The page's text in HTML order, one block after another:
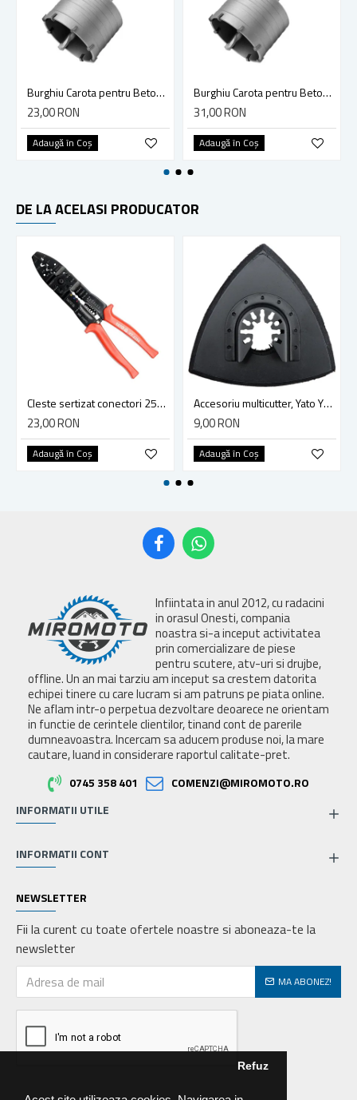
Refuz
Burghiu Carota pentru Beton M16 de 65mm, YATO YT-4402
23,00 RON
Adaugă în Coş
Burghiu Carota pentru Beton M16 de 80mm, YATO YT-4403
31,00 RON
Adaugă în Coş
DE LA ACELASI PRODUCATOR
Cleste sertizat conectori 250 mm lama 4mm Yato YT-2254
23,00 RON
Adaugă în Coş
Accesoriu multicutter, Yato YT-34689, sistem Yato Quick Release, slefuire, 90 mm, ceramica, abrazive
9,00 RON
Adaugă în Coş
Infiintata in anul 2012, cu radacini
in orasul Onesti, compania
noastra si-a inceput activitatea
prin comercializare de piese
pentru scutere, atv-uri si drujbe,
offline. Un an mai tarziu am inceput sa crestem datorita
echipei tinere cu care lucram si am patruns pe piata online.
Ne aflam intr-o perpetua dezvoltare deoarece ne orientam
in functie de cerintele clientilor, tinand cont de parerile
dumneavoastra. Incercam sa aducem produse noi, la mare
cautare, luand in considerare raportul calitate-pret.
0745 358 401
COMENZI@MIROMOTO.RO
INFORMATII UTILE
INFORMATII CONT
NEWSLETTER
Fii la curent cu toate ofertele noastre si aboneaza-te la
newsletter
MA ABONEZ!